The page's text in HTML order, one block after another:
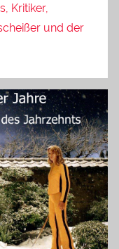
Kritiker,
und der